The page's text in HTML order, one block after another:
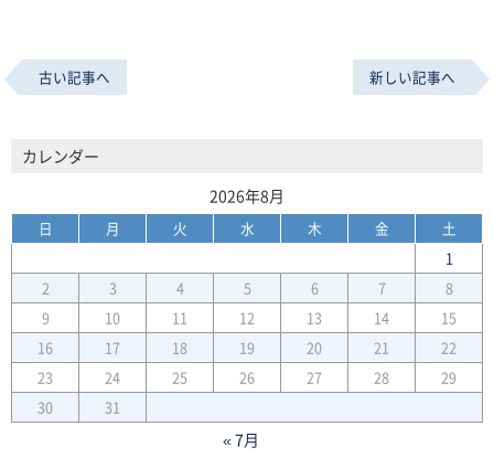
古い記事へ 新しい記事へ
カレンダー
2026年8月
日 月 火 水 木 金
土
1
2
3 4 5 6 7
8
9
10 11 12 13 14
15
16
17 18 19 20 21
22
23
24 25 26 27 28
29
30
31
« 7月